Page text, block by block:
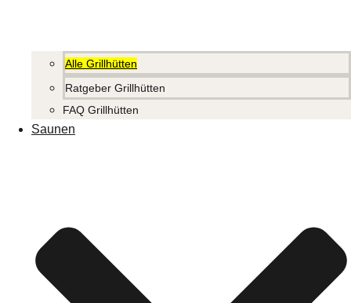
Alle Grillhütten
Ratgeber Grillhütten
FAQ Grillhütten
Saunen